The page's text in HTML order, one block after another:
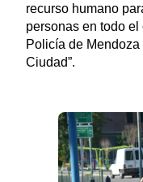
recurso humano
personas en todo
Policía de
Ciudad”.